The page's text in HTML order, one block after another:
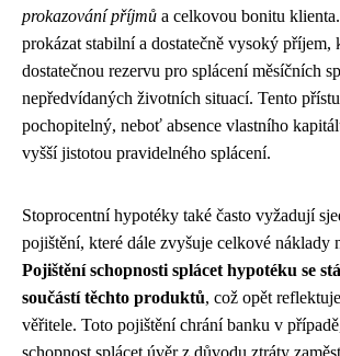
prokazování příjmů a celkovou bonitu
prokázat stabilní a dostatečně vysoký příjem,
dostatečnou rezervu pro splácení měsíčních
nepředvídaných životních situací. Tento
pochopitelný, neboť absence vlastního
vyšší jistotou pravidelného splácení.
Stoprocentní hypotéky také často vyžadují
pojištění, které dále zvyšuje celkové náklady
Pojištění schopnosti splácet hypotéku se
součástí těchto produktů, což opět
věřitele. Toto pojištění chrání banku v
schopnost splácet úvěr z důvodu ztráty